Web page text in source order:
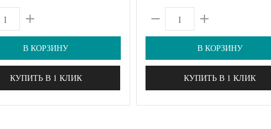
В КОРЗИНУ
КУПИТЬ В 1 КЛИК
В КОРЗИНУ
КУПИТЬ В 1 КЛИК